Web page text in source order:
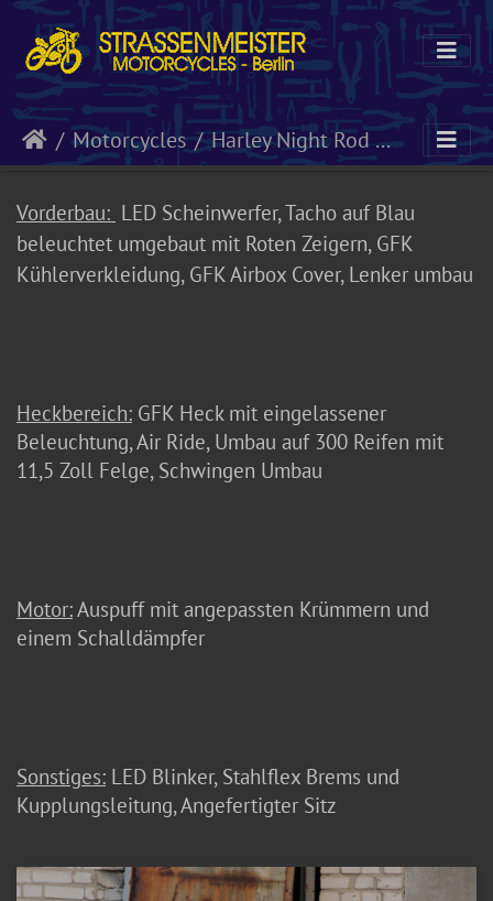
Motorcycles Harley Night Rod Special
Vorderbau: LED Scheinwerfer, Tacho auf Blau
beleuchtet umgebaut mit Roten Zeigern, GFK
Kühlerverkleidung, GFK Airbox Cover, Lenker umbau
Heckbereich: GFK Heck mit eingelassener
Beleuchtung, Air Ride, Umbau auf 300 Reifen mit
11,5 Zoll Felge, Schwingen Umbau
Motor:Auspuff mit angepassten Krümmern und
einem Schalldämpfer
Sonstiges: LED Blinker, Stahlflex Brems und
Kupplungsleitung, Angefertigter Sitz